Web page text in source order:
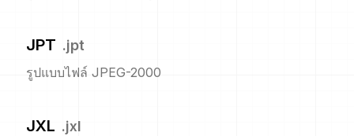
JPT .jpt
รูปแบบไฟล์ JPEG-2000
JXL .jxl